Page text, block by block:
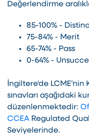
Değerlendirme
85-100% -
75-84% - Merit
65-74% - Pass
0-64% -
İngiltere'de LCME'nin
sınavları aşağıdaki
düzenlenmektedir:
CCEA Regulated
Seviyelerinde.